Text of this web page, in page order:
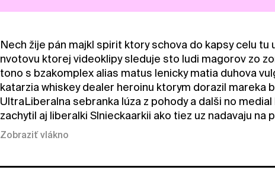
Nech žije pán majkl spirit ktory schova do kapsy celu
nvotovu ktorej videoklipy sleduje sto ludi magorov zo
tono s bzakomplex alias matus lenicky matia duhova
katarzia whiskey dealer heroinu ktorym dorazil
UltraLiberalna sebranka lúza z pohody a dalši no
zachytil aj liberalki Slnieckaarkii ako tiez uz nadavaju
Zobraziť vlákno